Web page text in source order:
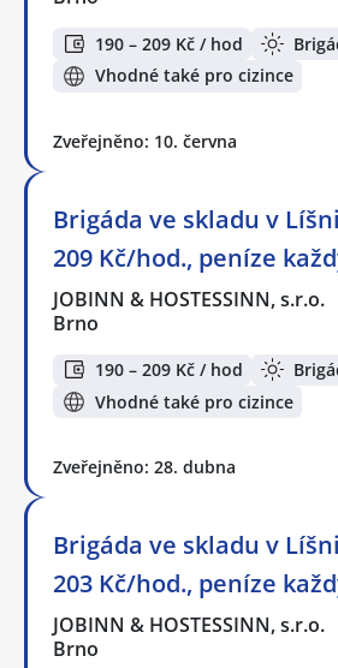
190 – 209 Kč / hod
Vhodné také pro cizince
Zveřejněno: 10. června
Brigáda ve skladu v
209 Kč/hod., peníze
JOBINN & HOSTESSINN, s.r.o.
Brno
190 – 209 Kč / hod
Vhodné také pro cizince
Zveřejněno: 28. dubna
Brigáda ve skladu v
203 Kč/hod., peníze
JOBINN & HOSTESSINN, s.r.o.
Brno